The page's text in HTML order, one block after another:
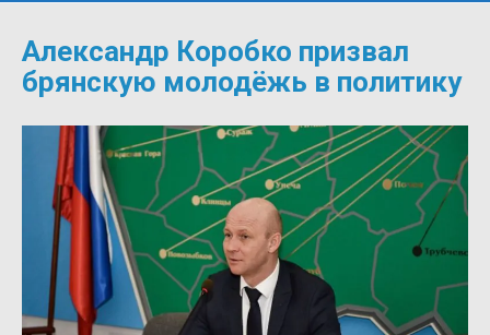
Александр Коробко призвал
брянскую молодёжь в политику